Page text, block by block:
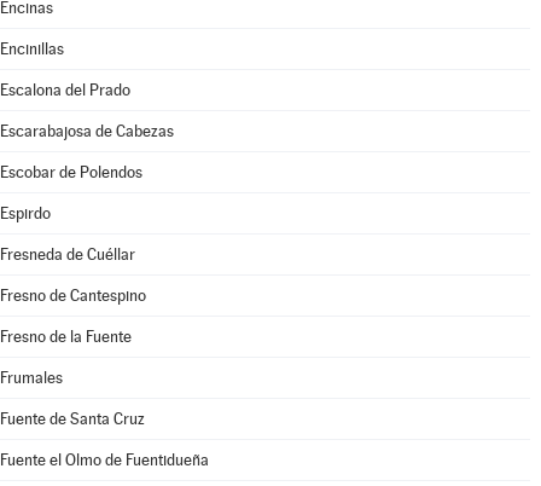
Encinas
Encinillas
Escalona del Prado
Escarabajosa de Cabezas
Escobar de Polendos
Espirdo
Fresneda de Cuéllar
Fresno de Cantespino
Fresno de la Fuente
Frumales
Fuente de Santa Cruz
Fuente el Olmo de Fuentidueña